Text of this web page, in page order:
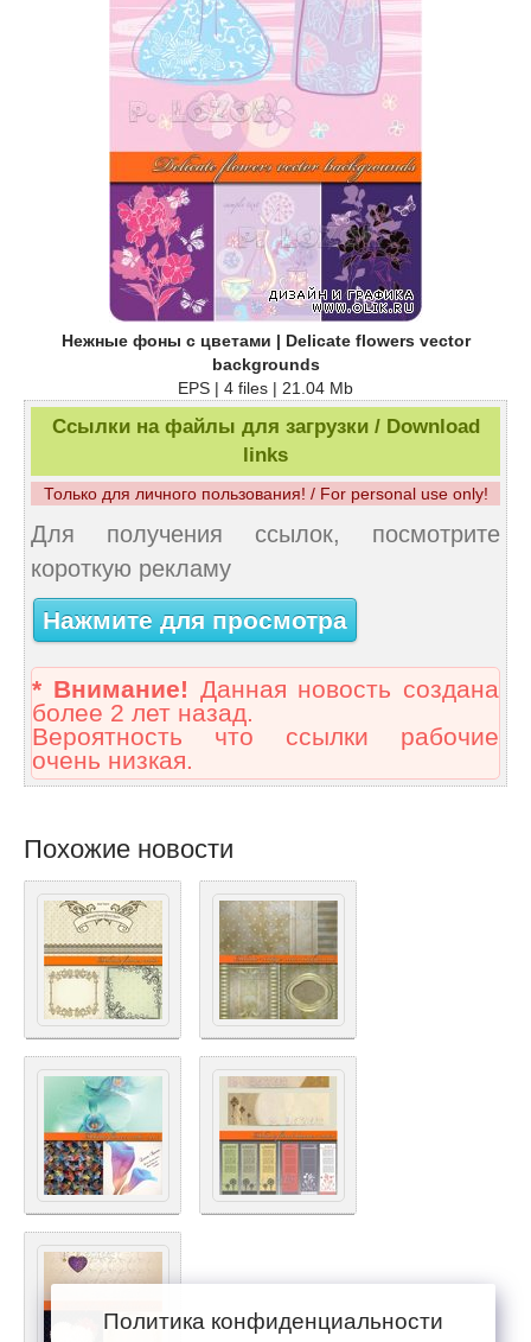
Нежные фоны с цветами | Delicate flowers vector
backgrounds
EPS | 4 files | 21.04 Mb
Ссылки на файлы для загрузки / Download
links
Только для личного пользования! / For personal use only!
Для получения ссылок, посмотрите
короткую рекламу
Нажмите для просмотра
* Внимание! Данная новость создана
более 2 лет назад.
Вероятность что ссылки рабочие
очень низкая.
Похожие новости
Политика конфиденциальности